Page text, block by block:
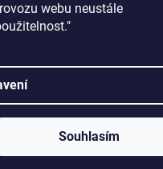
webu neustále
Souhlasím
ve dnech 1.8. - 11.8. 2026
budeme vyřizovat od 12.8.